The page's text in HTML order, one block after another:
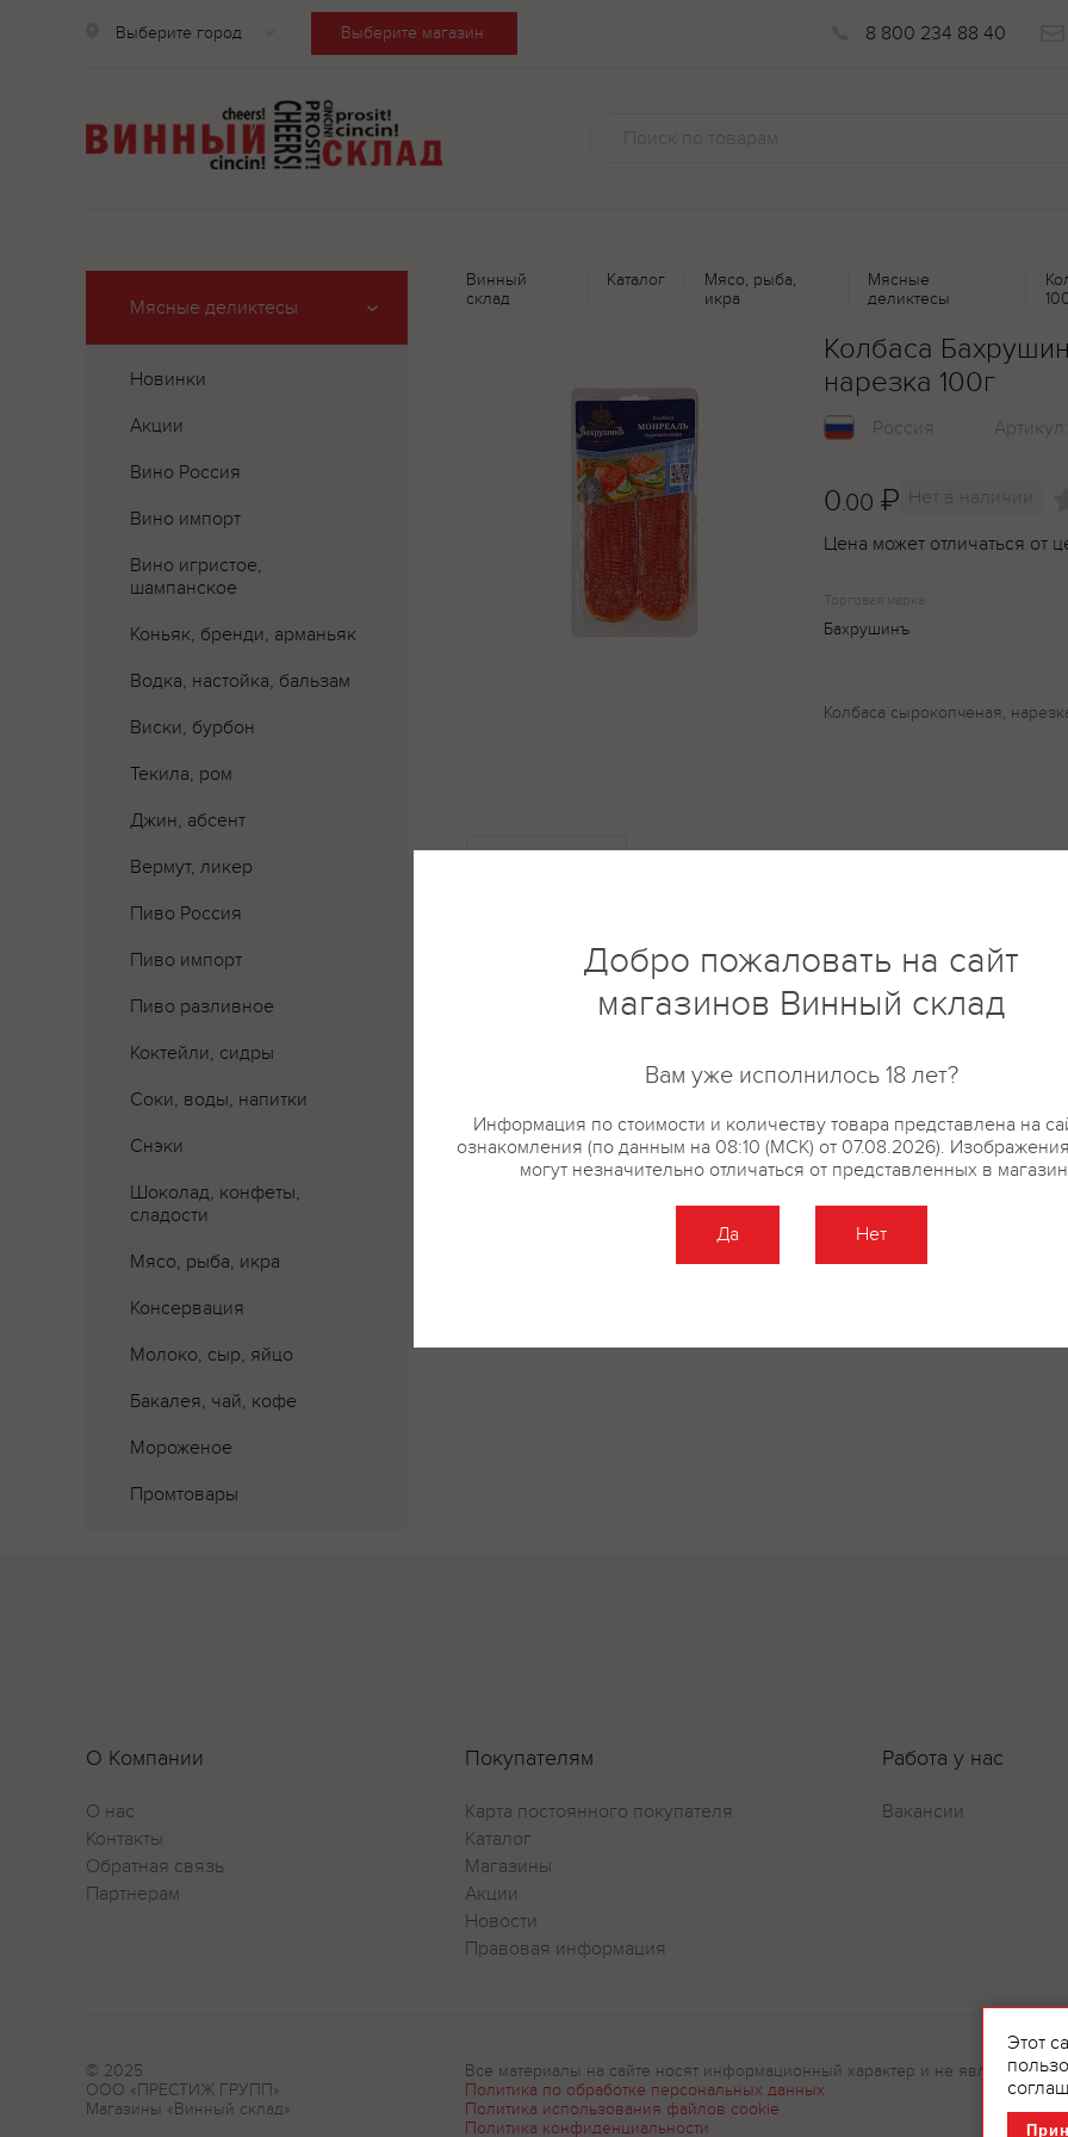
Выберите город Выберите магазин 8 800 234 88 40
Мясные деликтесы
Новинки
Акции
Вино Россия
Вино импорт
Вино игристое,
шампанское
Коньяк, бренди, арманьяк
Водка, настойка, бальзам
Виски, бурбон
Текила, ром
Джин, абсент
Вермут, ликер
Пиво Россия
Пиво импорт
Пиво разливное
Коктейли, сидры
Соки, воды, напитки
Снэки
Шоколад, конфеты,
сладости
Мясо, рыба, икра
Консервация
Молоко, сыр, яйцо
Бакалея, чай, кофе
Мороженое
Промтовары
Винный
склад
Каталог
Мясо, рыба,
икра
Мясные
деликтесы
Колбаса
нарезка 100г
Россия Артикул:
0.00 ₽ Нет в наличии
Цена может отличаться от
Торговая марка
Бахрушинъ
Колбаса сырокопченая,
Где купить? Описание Отзывы
О Компании
О нас
Контакты
Обратная связь
Партнерам
Покупателям
Карта постоянного покупателя
Каталог
Магазины
Акции
Новости
Правовая информация
Работа у нас
Вакансии
© 2025
ООО «ПРЕСТИЖ ГРУПП»
Магазины «Винный склад»
Все материалы на сайте носят информационный характер и не являются
Политика по обработке персональных данных
Политика использования файлов cookie
Политика конфиденциальности
Этот
Добро пожаловать на сайт
магазинов Винный склад
Вам уже исполнилось 18 лет?
Информация по стоимости и количеству товара представлена на
ознакомления (по данным на 08:10 (МСК) от 07.08.2026).
могут незначительно отличаться от представленных в
Да Нет